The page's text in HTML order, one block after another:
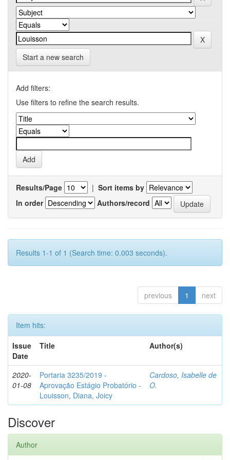
Start a new search
Add filters:
Use filters to refine the search results.
Results/Page | Sort items by
In order
Authors/record
Results 1-1 of 1 (Search time: 0.003 seconds).
previous 1 next
Item hits:
Issue
Date
Title Author(s)
2020-
01-08
Portaria 3235/2019 -
Aprovação Estágio Probatório -
Louisson, Diana, Joicy
Cardoso, Isabelle de
O.
Discover
Author